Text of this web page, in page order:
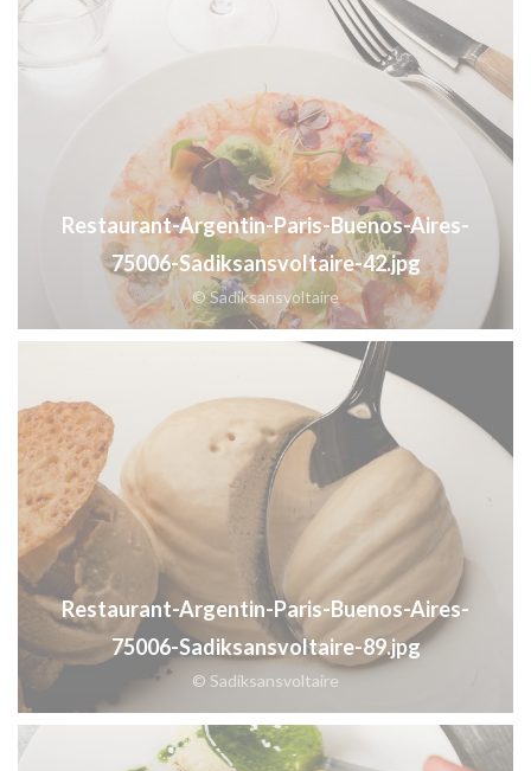
Restaurant-Argentin-Paris-Buenos-Aires-
75006-Sadiksansvoltaire-42.jpg
© Sadiksansvoltaire
Restaurant-Argentin-Paris-Buenos-Aires-
75006-Sadiksansvoltaire-89.jpg
© Sadiksansvoltaire